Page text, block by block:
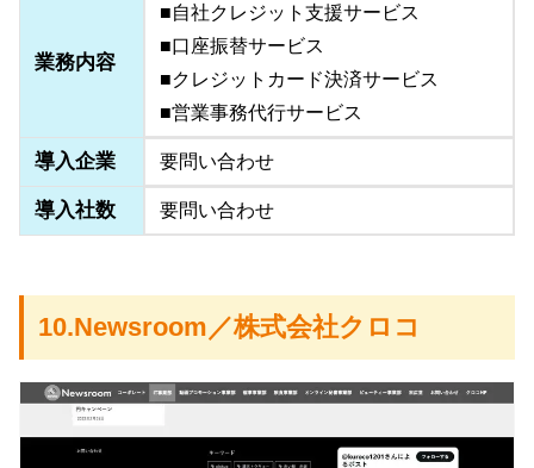
業務内容
■自社クレジット支援サービス
■口座振替サービス
■クレジットカード決済サービス
■営業事務代行サービス
導入企業 要問い合わせ
導入社数 要問い合わせ
10.Newsroom／株式会社クロコ